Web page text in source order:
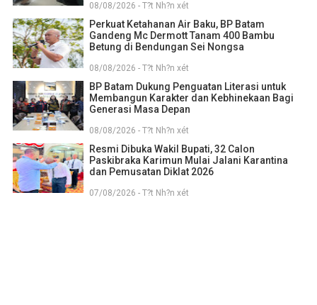
08/08/2026 - T?t Nh?n xét
Perkuat Ketahanan Air Baku, BP Batam
Gandeng Mc Dermott Tanam 400 Bambu
Betung di Bendungan Sei Nongsa
08/08/2026 - T?t Nh?n xét
BP Batam Dukung Penguatan Literasi untuk
Membangun Karakter dan Kebhinekaan Bagi
Generasi Masa Depan
08/08/2026 - T?t Nh?n xét
Resmi Dibuka Wakil Bupati, 32 Calon
Paskibraka Karimun Mulai Jalani Karantina
dan Pemusatan Diklat 2026
07/08/2026 - T?t Nh?n xét